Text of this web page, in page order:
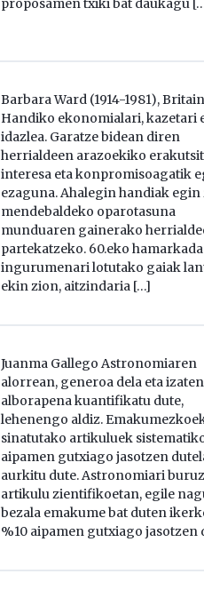
proposamen txiki bat daukagu
Barbara Ward (1914-1981),
Handiko ekonomialari, kazetari
idazlea. Garatze bidean diren
herrialdeen arazoekiko
interesa eta konpromisoagatik
ezaguna. Ahalegin handiak
mendebaldeko oparotasuna
munduaren gainerako
partekatzeko. 60.eko
ingurumenari lotutako gaiak
ekin zion, aitzindaria […]
Juanma Gallego Astronomiaren
alorrean, generoa dela eta
alborapena kuantifikatu dute,
lehenengo aldiz.
sinatutako artikuluek
aipamen gutxiago jasotzen
aurkitu dute. Astronomiari
artikulu zientifikoetan, egile
bezala emakume bat duten
%10 aipamen gutxiago jasotzen